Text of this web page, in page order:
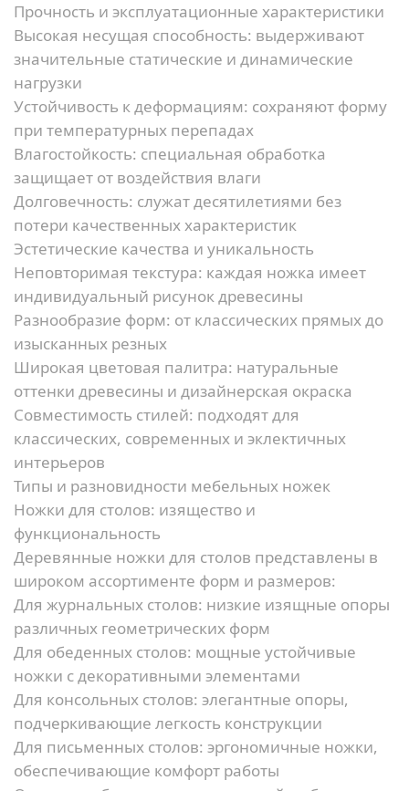
Прочность и эксплуатационные характеристики
Высокая несущая способность: выдерживают
значительные статические и динамические
нагрузки
Устойчивость к деформациям: сохраняют форму
при температурных перепадах
Влагостойкость: специальная обработка
защищает от воздействия влаги
Долговечность: служат десятилетиями без
потери качественных характеристик
Эстетические качества и уникальность
Неповторимая текстура: каждая ножка имеет
индивидуальный рисунок древесины
Разнообразие форм: от классических прямых до
изысканных резных
Широкая цветовая палитра: натуральные
оттенки древесины и дизайнерская окраска
Совместимость стилей: подходят для
классических, современных и эклектичных
интерьеров
Типы и разновидности мебельных ножек
Ножки для столов: изящество и
функциональность
Деревянные ножки для столов представлены в
широком ассортименте форм и размеров:
Для журнальных столов: низкие изящные опоры
различных геометрических форм
Для обеденных столов: мощные устойчивые
ножки с декоративными элементами
Для консольных столов: элегантные опоры,
подчеркивающие легкость конструкции
Для письменных столов: эргономичные ножки,
обеспечивающие комфорт работы